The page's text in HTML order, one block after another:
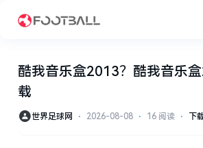
酷我音乐盒2013？酷我音乐
载
世界足球网 ⋅ 2026-08-08 ⋅ 16 阅读 ⋅ 下